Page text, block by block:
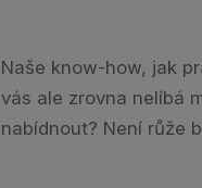
Naše know-how, jak
vás ale zrovna nelíbá
nabídnout? Není růže